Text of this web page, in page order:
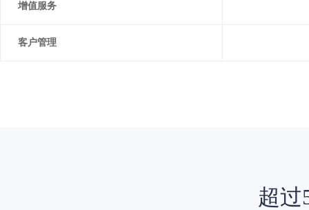
增值服务
客户管理
超过